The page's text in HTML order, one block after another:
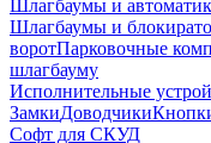
Шлагбаумы и
Шлагбаумы и
воротПарковочные
шлагбауму
Исполнительные
ЗамкиДоводчики
Софт для СКУД